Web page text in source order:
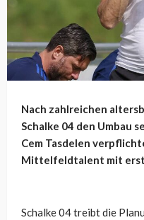
Nach zahlreichen
Schalke 04 den Umbau
Cem Tasdelen
Mittelfeldtalent mit
Schalke 04 treibt die